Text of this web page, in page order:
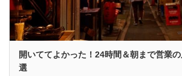
開いててよかった！24時間＆朝まで営業
選